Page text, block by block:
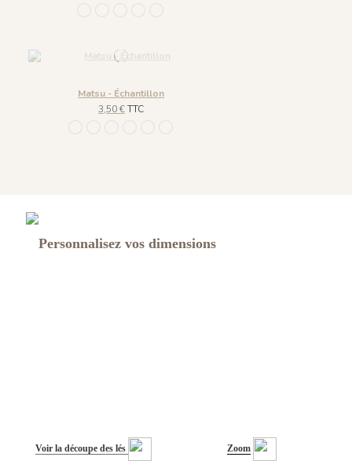
Matsu - Échantillon
3,50 €TTC
Personnalisez vos dimensions
Voir la découpe des lés Zoom